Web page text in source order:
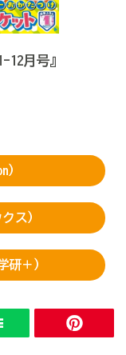
12月号』
）
ス）
研＋）